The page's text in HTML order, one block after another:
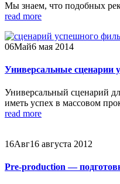
Мы знаем, что подобных
read more
06Май6 мая 2014
Универсальные
Универсальный сценарий
иметь успех в массовом
read more
16Авг16 августа 2012
Pre-production —